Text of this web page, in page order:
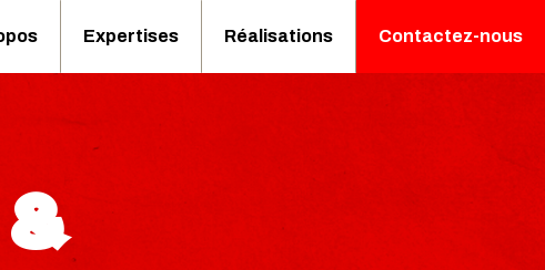
Expertises Réalisations Contactez-nous